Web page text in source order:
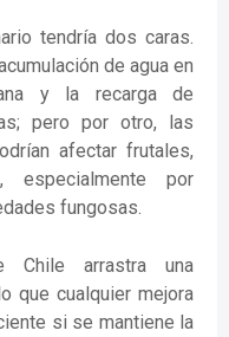
tendría dos caras.
de agua en
y la recarga de
pero por otro, las
afectar frutales,
por
fungosas.
Chile arrastra una
que cualquier mejora
si se mantiene la